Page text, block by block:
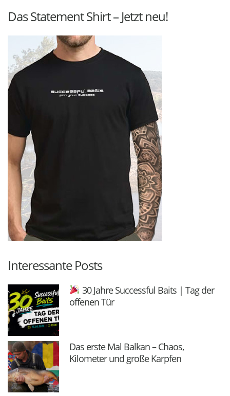
Das Statement Shirt – Jetzt neu!
Interessante Posts
30 Jahre Successful Baits | Tag der
offenen Tür
Das erste Mal Balkan – Chaos,
Kilometer und große Karpfen